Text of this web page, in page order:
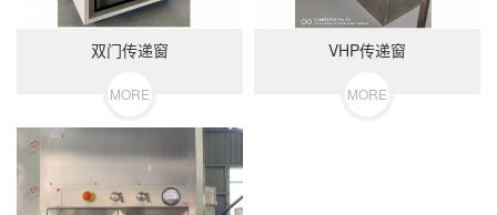
双门传递窗
MORE
VHP传递窗
MORE